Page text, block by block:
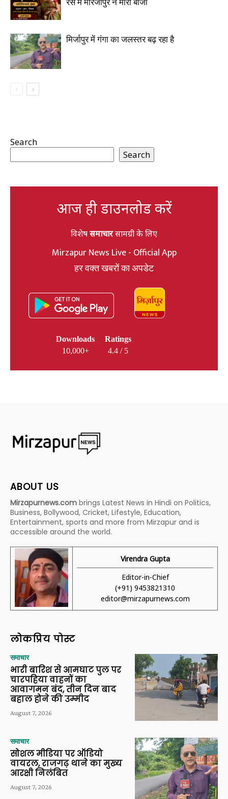
मिर्जापुर में गंगा का जलस्तर बढ़ रहा है
Search
Search
आज ही डाउनलोड करें
विशेषसमाचारसामग्री के लिए
Mirzapur News Live - Official App
हर वक्त खबरों का अपडेट
Downloads
10,000+
Ratings
4.4 / 5
ABOUT US
Mirzapurnews.com brings Latest News in Hindi on Politics,
Business, Bollywood, Cricket, Lifestyle, Education,
Entertainment, sports and more from Mirzapur and is
accessible around the world.
Virendra Gupta
Editor-in-Chief
(+91) 9453821310
editor@mirzapurnews.com
लोकप्रिय पोस्ट
समाचार
भारी बारिश से आमघाट पुल पर
चारपहिया वाहनों का
आवागमन बंद, तीन दिन बाद
बहाल होने की उम्मीद
August 7, 2026
समाचार
सोशल मीडिया पर ऑडियो
वायरल, राजगढ़ थाने का मुख्य
आरक्षी निलंबित
August 7, 2026